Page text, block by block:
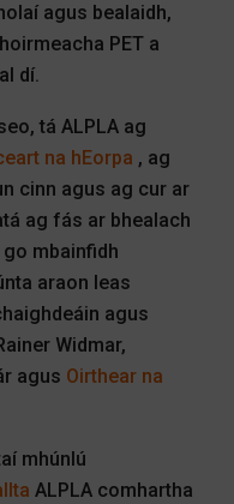
agus bealaidh,
PET a
dí.
tá ALPLA ag
na hEorpa , ag
cinn agus ag cur ar
ag fás ar bhealach
mbainfidh
araon leas
agus
Widmar,
agus Oirthear na
mhúnlú
ALPLA comhartha